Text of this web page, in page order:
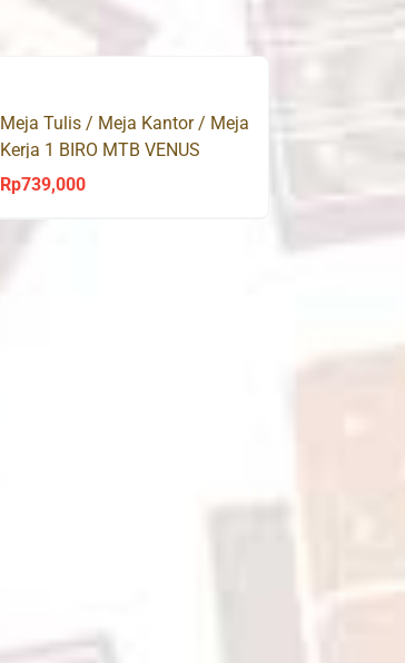
Meja Tulis / Meja Kantor / Meja
Kerja 1 BIRO MTB VENUS
Olympic
Rp739,000